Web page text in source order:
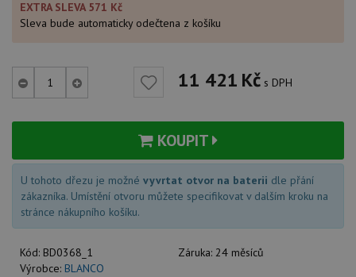
EXTRA SLEVA 571 Kč
Sleva bude automaticky odečtena z košíku
11 421 Kč s DPH
KOUPIT
U tohoto dřezu je možné vyvrtat otvor na baterii dle přání
zákazníka. Umístění otvoru můžete specifikovat v dalším kroku na
stránce nákupního košíku.
Kód: BD0368_1 Záruka: 24 měsíců
Výrobce: BLANCO